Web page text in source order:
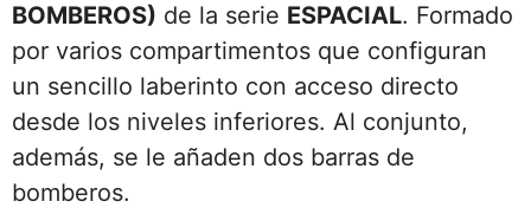
BOMBEROS) de la serie ESPACIAL. Formado
por varios compartimentos que configuran
un sencillo laberinto con acceso directo
desde los niveles inferiores. Al conjunto,
además, se le añaden dos barras de
bomberos.